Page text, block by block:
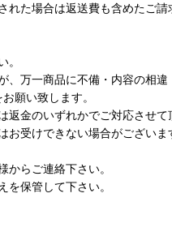
れた場合は返送費も含めたご
万一商品に不備・内容の相違
願い致します。
金のいずれかでご対応させて
受けできない場合がございま
からご連絡下さい。
を保管して下さい。